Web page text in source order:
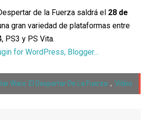
de la Fuerza saldrá el 28 de
gran variedad de plataformas entre
PS3 y PS Vita.
Wars: El Despertar De La Fuerza , Vídeo